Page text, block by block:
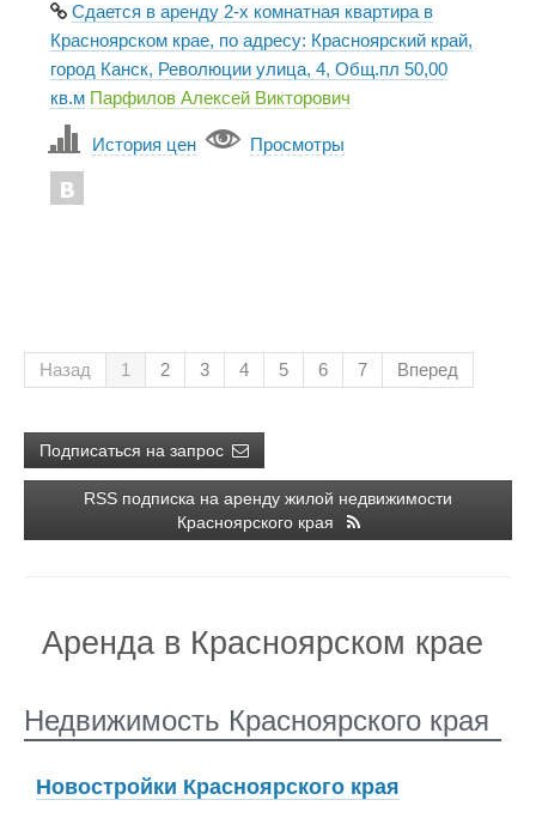
Сдается в аренду 2-х комнатная квартира в
Красноярском крае, по адресу: Красноярский край,
город Канск, Революции улица, 4, Общ.пл 50,00
кв.м Парфилов Алексей Викторович
История цен Просмотры
Назад 1 2 3 4 5 6 7 Вперед
Подписаться на запрос
RSS подписка на аренду жилой недвижимости
Красноярского края
Аренда в Красноярском крае
Недвижимость Красноярского края
Новостройки Красноярского края